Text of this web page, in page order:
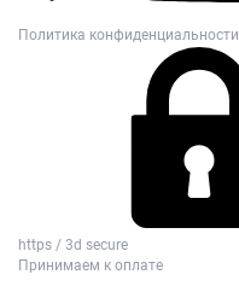
Политика конфиденциальности
https / 3d secure
Принимаем к оплате